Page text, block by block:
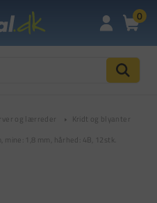
0
og lærreder
Kridt og blyanter
mine: 1,8 mm, hårhed: 4B, 12stk.